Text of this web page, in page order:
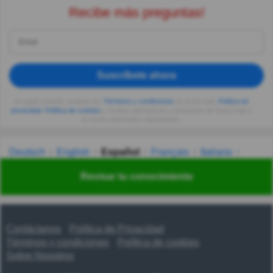
Revisar tu conocimiento
Recibe más preguntas!
Suscríbete ahora
privacidad
Deutsch English Español Français
Italiano
Українська हिन्दी 한국어 汉语
Contáctanos
Política de Privacidad
Términos y condiciones